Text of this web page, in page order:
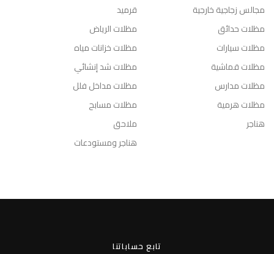
قرميد
مجالس زجاجية خارجية
مظلات الرياض
مظلات حدائق
مظلات خزانات مياه
مظلات سيارات
مظلات شد إنشائي
مظلات قماشية
مظلات مداخل فلل
مظلات مدارس
مظلات مسابح
مظلات هرمية
ملاحق
هناجر
هناجر ومستودعات
تابع حساباتنا